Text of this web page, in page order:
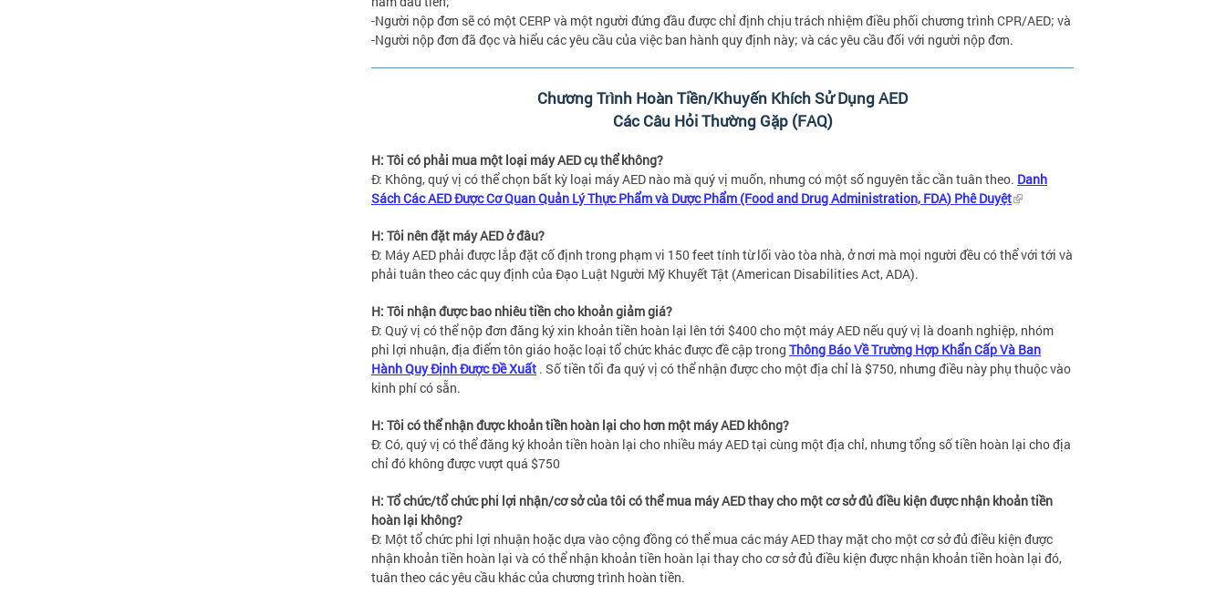
-Người nộp đơn sẽ có một CERP và một người đứng đầu được chỉ định chịu trách nhiệm điều phối chương trình CPR/AED; và
-Người nộp đơn đã đọc và hiểu các yêu cầu của việc ban hành quy định này; và các yêu cầu đối với người nộp đơn.
Chương Trình Hoàn Tiền/Khuyến Khích Sử Dụng AED
Các Câu Hỏi Thường Gặp (FAQ)
H: Tôi có phải mua một loại máy AED cụ thể không?
Đ: Không, quý vị có thể chọn bất kỳ loại máy AED nào mà quý vị muốn, nhưng có một số nguyên tắc cần tuân theo. Danh
Sách Các AED Được Cơ Quan Quản Lý Thực Phẩm và Dược Phẩm (Food and Drug Administration, FDA) Phê Duyệt
H: Tôi nên đặt máy AED ở đâu?
Đ: Máy AED phải được lắp đặt cố định trong phạm vi 150 feet tính từ lối vào tòa nhà, ở nơi mà mọi người đều có thể với tới và
phải tuân theo các quy định của Đạo Luật Người Mỹ Khuyết Tật (American Disabilities Act, ADA).
H: Tôi nhận được bao nhiêu tiền cho khoản giảm giá?
Đ: Quý vị có thể nộp đơn đăng ký xin khoản tiền hoàn lại lên tới $400 cho một máy AED nếu quý vị là doanh nghiệp, nhóm
phi lợi nhuận, địa điểm tôn giáo hoặc loại tổ chức khác được đề cập trong Thông Báo Về Trường Hợp Khẩn Cấp Và Ban
Hành Quy Định Được Đề Xuất . Số tiền tối đa quý vị có thể nhận được cho một địa chỉ là $750, nhưng điều này phụ thuộc vào
kinh phí có sẵn.
H: Tôi có thể nhận được khoản tiền hoàn lại cho hơn một máy AED không?
Đ: Có, quý vị có thể đăng ký khoản tiền hoàn lại cho nhiều máy AED tại cùng một địa chỉ, nhưng tổng số tiền hoàn lại cho địa
chỉ đó không được vượt quá $750
H: Tổ chức/tổ chức phi lợi nhận/cơ sở của tôi có thể mua máy AED thay cho một cơ sở đủ điều kiện được nhận khoản tiền
hoàn lại không?
Đ: Một tổ chức phi lợi nhuận hoặc dựa vào cộng đồng có thể mua các máy AED thay mặt cho một cơ sở đủ điều kiện được
nhận khoản tiền hoàn lại và có thể nhận khoản tiền hoàn lại thay cho cơ sở đủ điều kiện được nhận khoản tiền hoàn lại đó,
tuân theo các yêu cầu khác của chương trình hoàn tiền.